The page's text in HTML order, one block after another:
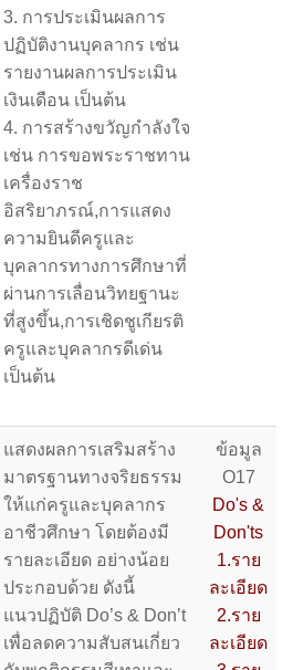
3. การประเมินผลการ
ปฏิบัติงานบุคลากร เช่น
รายงานผลการประเมิน
เงินเดือน เป็นต้น
4. การสร้างขวัญกำลังใจ
เช่น การขอพระราชทาน
เครื่องราช
อิสริยาภรณ์,การแสดง
ความยินดีครูและ
บุคลากรทางการศึกษาที่
ผ่านการเลื่อนวิทยฐานะ
ที่สูงขึ้น,การเชิดชูเกียรติ
ครูและบุคลากรดีเด่น
เป็นต้น
แสดงผลการเสริมสร้าง
มาตรฐานทางจริยธรรม
ให้แก่ครูและบุคลากร
อาชีวศึกษา โดยต้องมี
รายละเอียด อย่างน้อย
ประกอบด้วย ดังนี้
แนวปฏิบัติ Do’s & Don’t
เพื่อลดความสับสนเกี่ยว
ข้อมูล
O17
Do's &
Don'ts
1.ราย
ละเอียด
2.ราย
ละเอียด